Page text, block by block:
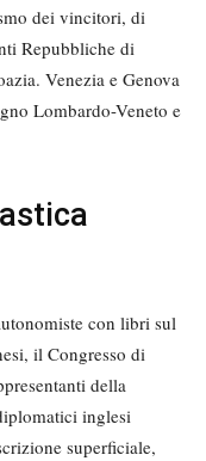
dei vincitori, di
Repubbliche di
Venezia e Genova
Lombardo-Veneto e
con libri sul
il Congresso di
della
inglesi
superficiale,